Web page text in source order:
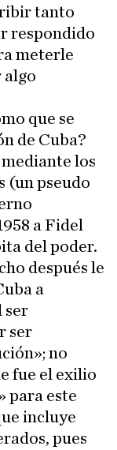
tanto
respondido
meterle
algo
que se
de Cuba?
los
(un pseudo
a Fidel
del poder.
después le
a
ser
ser
no
fue el exilio
para este
incluye
pues